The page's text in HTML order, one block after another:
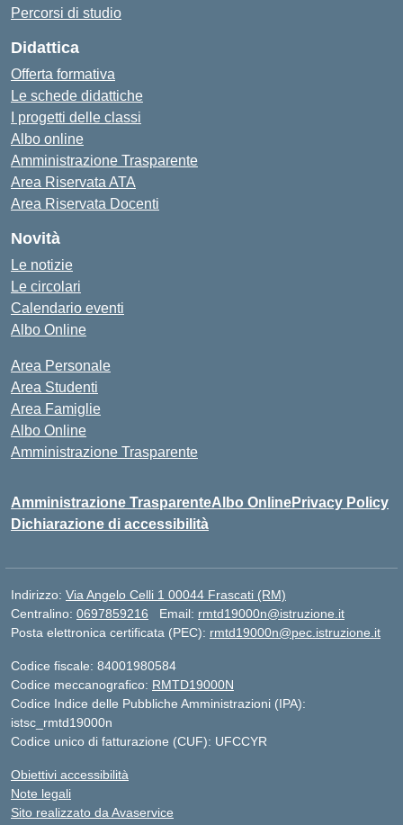
Percorsi di studio
Didattica
Offerta formativa
Le schede didattiche
I progetti delle classi
Albo online
Amministrazione Trasparente
Area Riservata ATA
Area Riservata Docenti
Novità
Le notizie
Le circolari
Calendario eventi
Albo Online
Area Personale
Area Studenti
Area Famiglie
Albo Online
Amministrazione Trasparente
Amministrazione TrasparenteAlbo OnlinePrivacy Policy
Dichiarazione di accessibilità
Indirizzo: Via Angelo Celli 1 00044 Frascati (RM)
Centralino: 0697859216 Email: rmtd19000n@istruzione.it
Posta elettronica certificata (PEC): rmtd19000n@pec.istruzione.it
Codice fiscale: 84001980584
Codice meccanografico: RMTD19000N
Codice Indice delle Pubbliche Amministrazioni (IPA):
istsc_rmtd19000n
Codice unico di fatturazione (CUF): UFCCYR
Obiettivi accessibilità
Note legali
Sito realizzato da Avaservice